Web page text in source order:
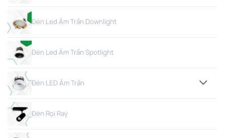
Đèn Led Âm Trần Downlight
Đèn Led Âm Trần Spotlight
Đèn LED Âm Trần
Đèn Rọi Ray